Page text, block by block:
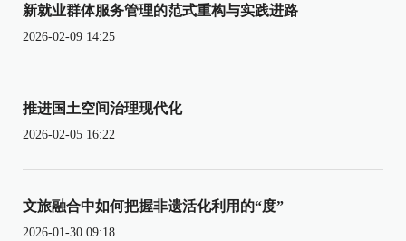
新就业群体服务管理的范式重构与实践进路
2026-02-09 14:25
推进国土空间治理现代化
2026-02-05 16:22
文旅融合中如何把握非遗活化利用的“度”
2026-01-30 09:18